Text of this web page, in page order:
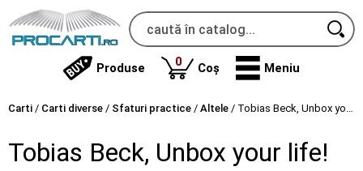
Produse 0produse
Coș Meniu
Carti / Carti diverse / Sfaturi practice / Altele / Tobias Beck, Unbox your life!
Tobias Beck, Unbox your life!